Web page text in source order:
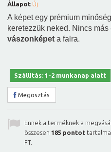
Állapot Új
A képet egy prémium
keretezzük neked. Nincs
vászonképet a falra.
Szállítás: 1-2 munkanap alatt
Megosztás
Ennek a terméknek a
összesen 185 pontot
FT.